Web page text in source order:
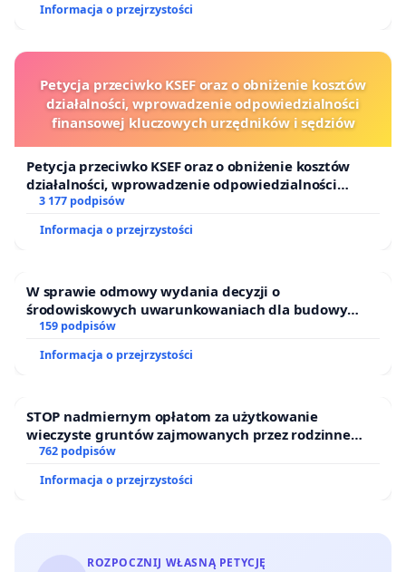
Informacja o przejrzystości
Petycja przeciwko KSEF oraz o obniżenie kosztów
działalności, wprowadzenie odpowiedzialności
finansowej kluczowych urzędników i sędziów
Petycja przeciwko KSEF oraz o obniżenie kosztów
działalności, wprowadzenie odpowiedzialności
finansowej kluczowych urzędników i sędziów
3 177 podpisów
Informacja o przejrzystości
W sprawie odmowy wydania decyzji o
środowiskowych uwarunkowaniach dla budowy
zakładu wytwarzania biometanu „Krynki” w
Puszczy Knyszyńskiej
159 podpisów
Informacja o przejrzystości
STOP nadmiernym opłatom za użytkowanie
wieczyste gruntów zajmowanych przez rodzinne
ogrody działkowe.
762 podpisów
Informacja o przejrzystości
ROZPOCZNIJ WŁASNĄ PETYCJĘ